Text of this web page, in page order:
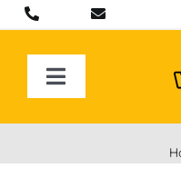
Saltar
al
contenido
Toggle
Navigation
BOLSOS